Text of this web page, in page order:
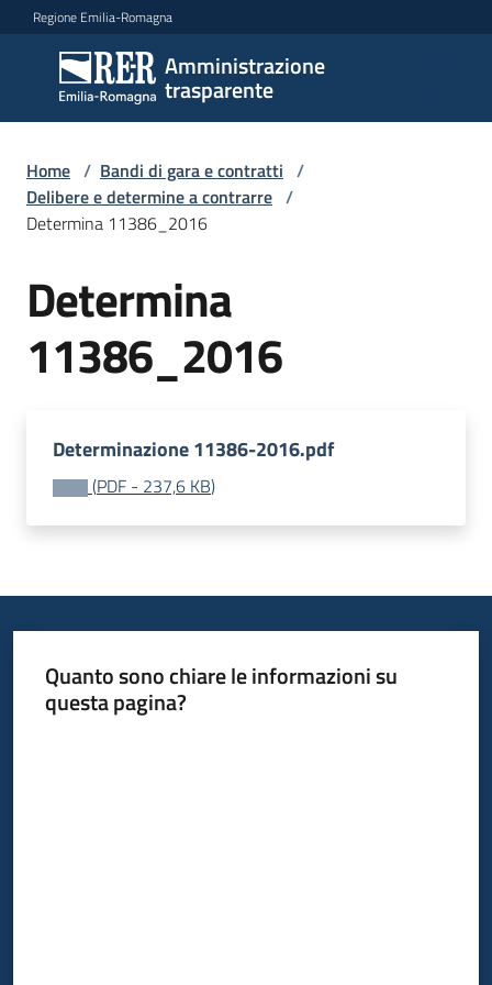
Vai al contenuto
Vai alla navigazione
Vai al footer
Regione Emilia-Romagna
Amministrazione
trasparente
Amministrazione
trasparente
Sottosezioni
Accesso
Home / Bandi di gara e contratti /
Delibere e determine a contrarre /
Determina 11386_2016
Determina
11386_2016
Determinazione 11386-2016.pdf
(PDF - 237,6 KB)
Quanto sono chiare le informazioni su
questa pagina?